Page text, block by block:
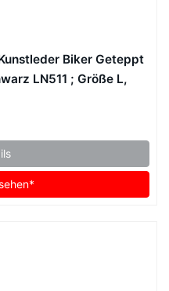
Biker Geteppt
LN511 ; Größe L,